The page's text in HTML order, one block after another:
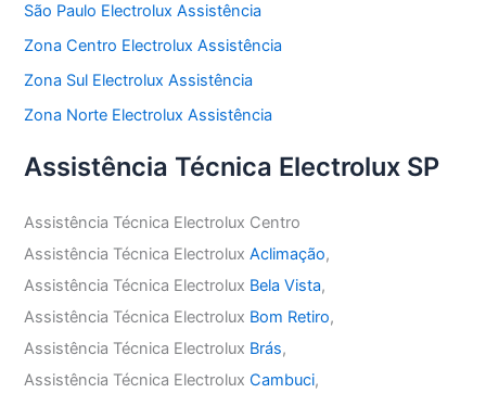
São Paulo Electrolux Assistência
Zona Centro Electrolux Assistência
Zona Sul Electrolux Assistência
Zona Norte Electrolux Assistência
Assistência Técnica Electrolux SP
Assistência Técnica Electrolux Centro
Assistência Técnica ElectroluxAclimação,
Assistência Técnica Electrolux Bela Vista,
Assistência Técnica Electrolux Bom Retiro,
Assistência Técnica Electrolux Brás,
Assistência Técnica ElectroluxCambuci,